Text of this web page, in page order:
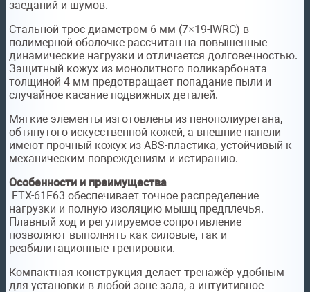
заеданий и шумов.
Стальной трос диаметром 6 мм (7×19-IWRC) в
полимерной оболочке рассчитан на повышенные
динамические нагрузки и отличается долговечностью.
Защитный кожух из монолитного поликарбоната
толщиной 4 мм предотвращает попадание пыли и
случайное касание подвижных деталей.
Мягкие элементы изготовлены из пенополиуретана,
обтянутого искусственной кожей, а внешние панели
имеют прочный кожух из ABS-пластика, устойчивый к
механическим повреждениям и истиранию.
Особенности и преимущества
FTX-61F63 обеспечивает точное распределение
нагрузки и полную изоляцию мышц предплечья.
Плавный ход и регулируемое сопротивление
позволяют выполнять как силовые, так и
реабилитационные тренировки.
Компактная конструкция делает тренажёр удобным
для установки в любой зоне зала, а интуитивное